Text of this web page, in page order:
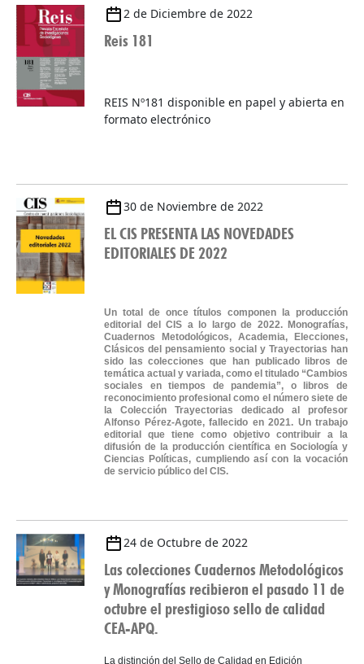
2 de Diciembre de 2022
Reis 181
REIS Nº181 disponible en papel y abierta en
formato electrónico
30 de Noviembre de 2022
EL CIS PRESENTA LAS NOVEDADES
EDITORIALES DE 2022
Un total de once títulos componen la producción
editorial del CIS a lo largo de 2022. Monografías,
Cuadernos Metodológicos, Academia, Elecciones,
Clásicos del pensamiento social y Trayectorias han
sido las colecciones que han publicado libros de
temática actual y variada, como el titulado “Cambios
sociales en tiempos de pandemia”, o libros de
reconocimiento profesional como el número siete de
la Colección Trayectorias dedicado al profesor
Alfonso Pérez-Agote, fallecido en 2021. Un trabajo
editorial que tiene como objetivo contribuir a la
difusión de la producción científica en Sociología y
Ciencias Políticas, cumpliendo así con la vocación
de servicio público del CIS.
24 de Octubre de 2022
Las colecciones Cuadernos Metodológicos
y Monografías recibieron el pasado 11 de
octubre el prestigioso sello de calidad
CEA-APQ.
La distinción del Sello de Calidad en Edición